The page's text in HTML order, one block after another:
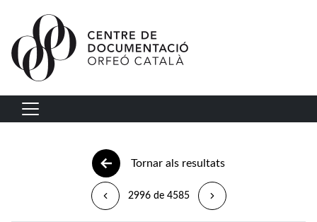
Vés al contingut
Navegació principal
Tornar als resultats
2996 de 4585